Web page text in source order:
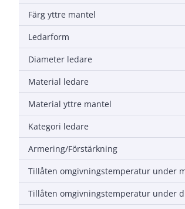
Färg yttre mantel
Ledarform
Diameter ledare
Material ledare
Material yttre mantel
Kategori ledare
Armering/Förstärkning